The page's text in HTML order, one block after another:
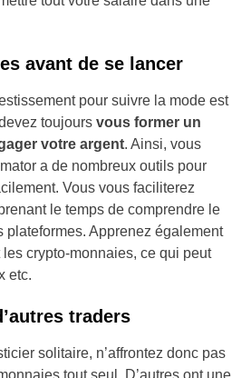
avant de se lancer
pour suivre la mode est
toujours vous former un
votre argent. Ainsi, vous
a de nombreux outils pour
Vous vous faciliterez
le temps de comprendre le
plateformes. Apprenez également
crypto-monnaies, ce qui peut
etc.
traders
solitaire, n’affrontez donc pas
tout seul. D’autres ont une